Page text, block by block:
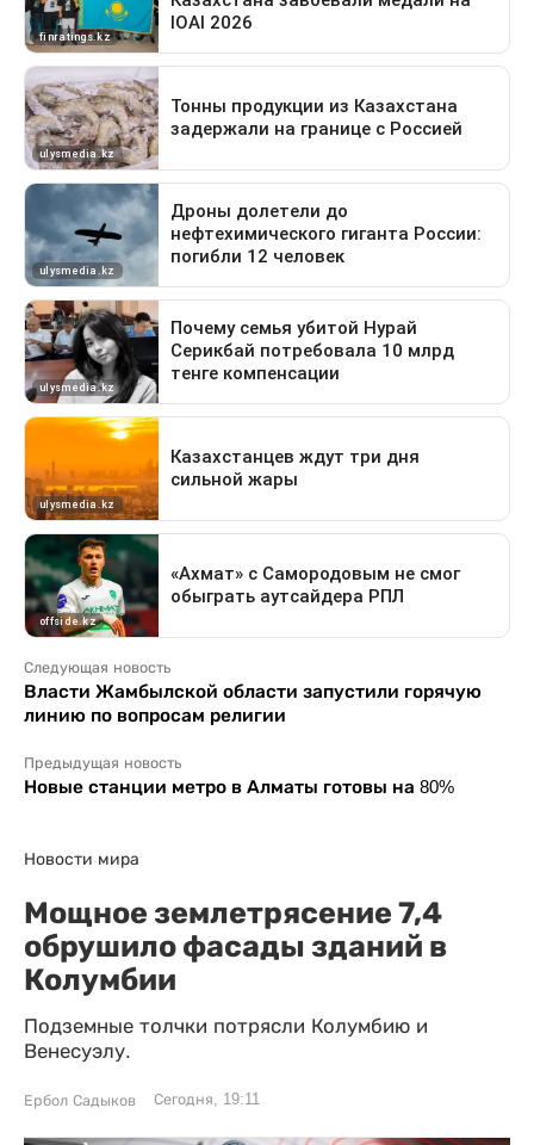
Следующая новость
Власти Жамбылской области запустили горячую
линию по вопросам религии
Предыдущая новость
Новые станции метро в Алматы готовы на 80%
Новости мира
Мощное землетрясение 7,4
обрушило фасады зданий в
Колумбии
Подземные толчки потрясли Колумбию и
Венесуэлу.
Ербол Садыков Сегодня, 19:11